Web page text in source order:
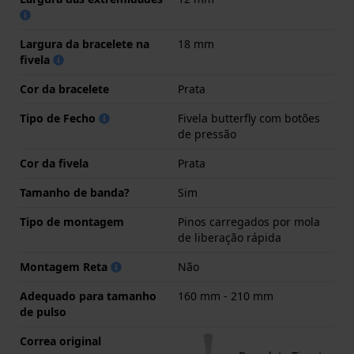
Largura da bracelete na
fivela
18 mm
Cor da bracelete
Prata
Tipo de Fecho
Fivela butterfly com botões
de pressão
Cor da fivela
Prata
Tamanho de banda?
Sim
Tipo de montagem
Pinos carregados por mola
de liberação rápida
Montagem Reta
Não
Adequado para tamanho
de pulso
160 mm - 210 mm
Correa original